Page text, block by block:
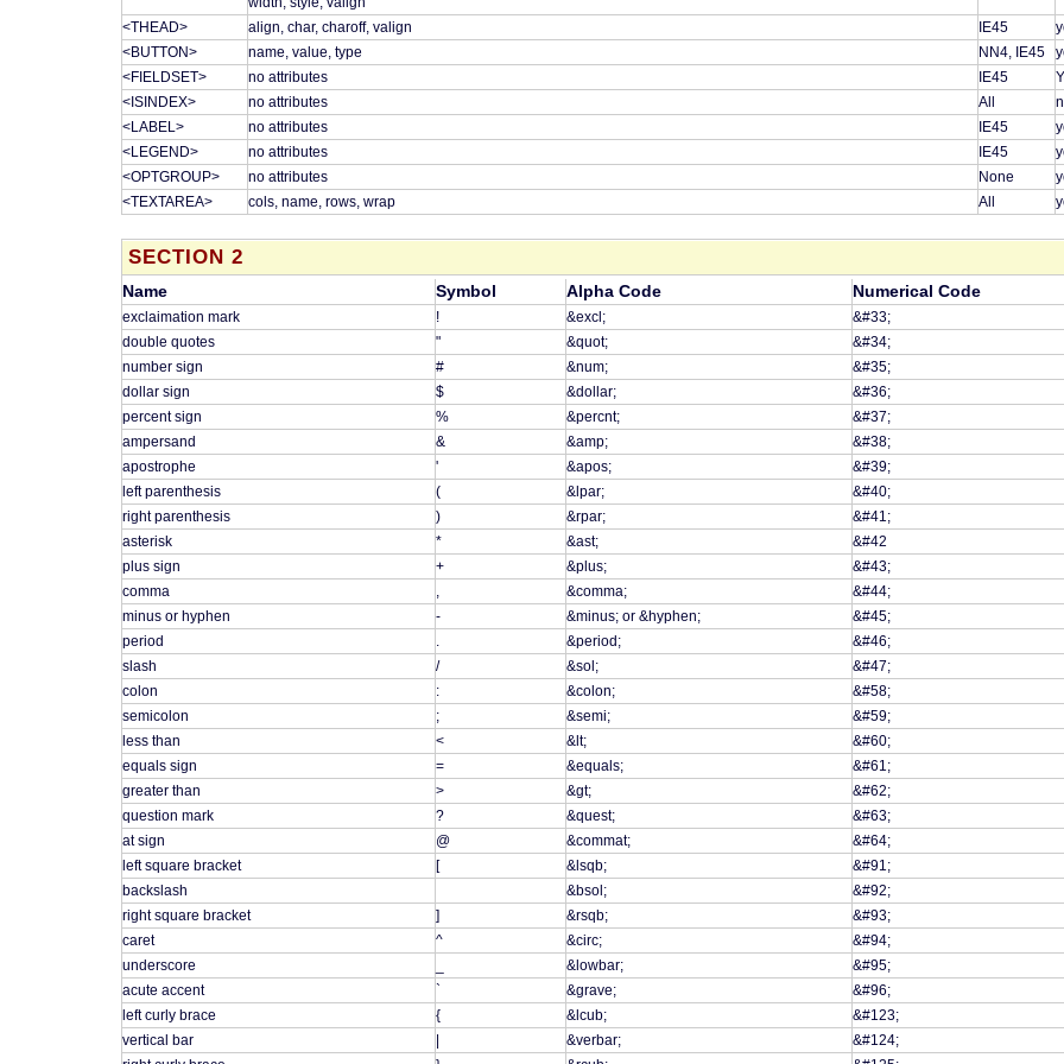
<THEAD> align, char, charoff, valign IE45
<BUTTON>
name, value, type NN4, IE45
<FIELDSET>
no attributes IE45
<ISINDEX>
no attributes All
<LABEL>
no attributes IE45
<LEGEND>
no attributes IE45
<OPTGROUP>
no attributes None
<TEXTAREA>
cols, name, rows, wrap All
SECTION 2
Name Symbol Alpha Code Numerical Code
exclaimation mark ! &excl;
&#33;
double quotes
" &quot;
&#34;
number sign
# &num;
&#35;
dollar sign
$ &dollar;
&#36;
percent sign
% &percnt;
&#37;
ampersand
& &amp;
&#38;
apostrophe
' &apos;
&#39;
left parenthesis
( &lpar;
&#40;
right parenthesis
) &rpar;
&#41;
asterisk
* &ast;
&#42
plus sign
+ &plus;
&#43;
comma
, &comma;
&#44;
minus or hyphen
- &minus; or &hyphen;
&#45;
period
. &period;
&#46;
slash
/ &sol;
&#47;
colon
: &colon;
&#58;
semicolon
; &semi;
&#59;
less than
< &lt;
&#60;
equals sign
= &equals;
&#61;
greater than
> &gt;
&#62;
question mark
? &quest;
&#63;
at sign
@ &commat;
&#64;
left square bracket
[ &lsqb;
&#91;
backslash
&bsol;
&#92;
right square bracket
] &rsqb;
&#93;
caret
^ &circ;
&#94;
underscore
&lowbar;
&#95;
acute accent
` &grave;
&#96;
left curly brace
{ &lcub;
&#123;
vertical bar
&verbar;
&#124;